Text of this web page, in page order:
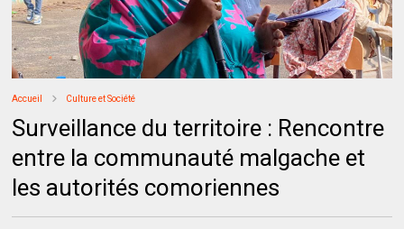
Accueil Culture et Société
Surveillance du territoire : Rencontre
entre la communauté malgache et
les autorités comoriennes